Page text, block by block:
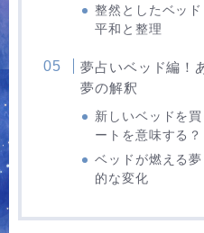
整然としたベッ
平和と整理
夢占いベッド編！
夢の解釈
新しいベッドを
ートを意味する？
ベッドが燃える
的な変化